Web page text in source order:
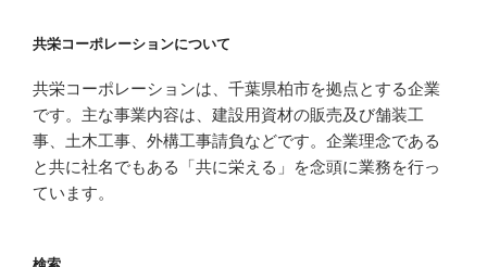
共栄コーポレーションについて
共栄コーポレーションは、千葉県柏市を拠点とする企業
です。主な事業内容は、建設用資材の販売及び舗装工
事、土木工事、外構工事請負などです。企業理念である
と共に社名でもある「共に栄える」を念頭に業務を行っ
ています。